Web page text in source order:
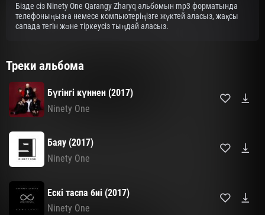
Бізде сіз Ninety One Qarangy Zharyq альбомын mp3 форматында
телефоныңызға немесе компьютеріңізге жүктей аласыз, жақсы
сапада тегін және тіркеусіз тыңдай аласыз.
Треки альбома
Бүгінгі күннен (2017)
Ninety One
Баяу (2017)
Ninety One
Ескі таспа биі (2017)
Ninety One